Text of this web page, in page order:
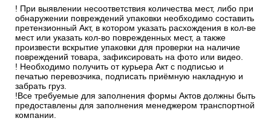
! При выявлении несоответствия количества мест, либо при
обнаружении повреждений упаковки необходимо составить
претензионный Акт, в котором указать расхождения в кол-ве
мест или указать кол-во поврежденных мест, а также
произвести вскрытие упаковки для проверки на наличие
повреждений товара, зафиксировать на фото или видео.
! Необходимо получить от курьера Акт с подписью и
печатью перевозчика, подписать приёмную накладную и
забрать груз.
!Все требуемые для заполнения формы Актов должны быть
предоставлены для заполнения менеджером транспортной
компании.